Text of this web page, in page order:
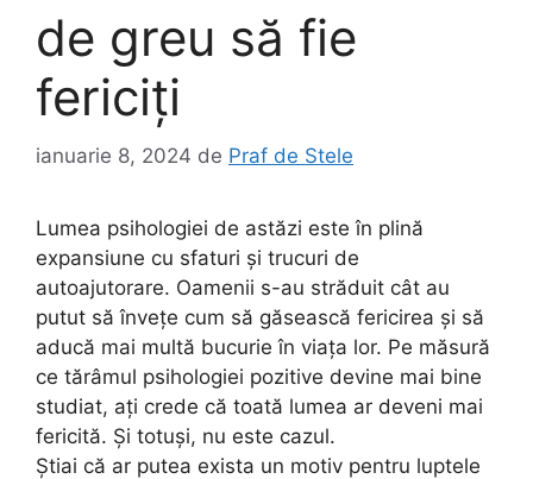
de greu să fie
fericiți
ianuarie 8, 2024 de Praf de Stele
Lumea psihologiei de astăzi este în plină
expansiune cu sfaturi și trucuri de
autoajutorare. Oamenii s-au străduit cât au
putut să învețe cum să găsească fericirea și să
aducă mai multă bucurie în viața lor. Pe măsură
ce tărâmul psihologiei pozitive devine mai bine
studiat, ați crede că toată lumea ar deveni mai
fericită. Și totuși, nu este cazul.
Știai că ar putea exista un motiv pentru luptele